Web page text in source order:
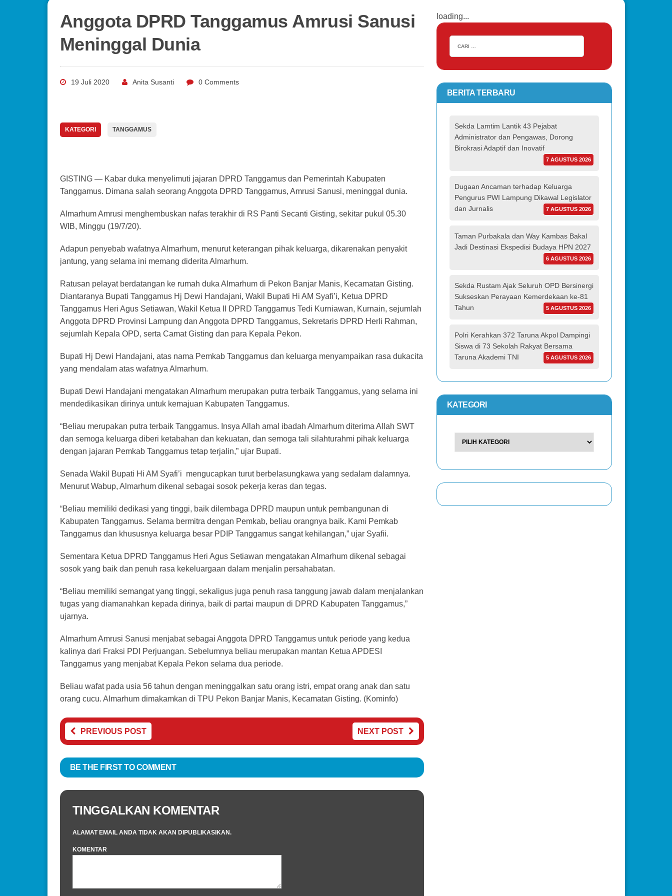
Anggota DPRD Tanggamus Amrusi Sanusi
Meninggal Dunia
19 Juli 2020 Anita Susanti 0 Comments
KATEGORI TANGGAMUS
GISTING — Kabar duka menyelimuti jajaran DPRD Tanggamus dan Pemerintah Kabupaten
Tanggamus. Dimana salah seorang Anggota DPRD Tanggamus, Amrusi Sanusi, meninggal dunia.
Almarhum Amrusi menghembuskan nafas terakhir di RS Panti Secanti Gisting, sekitar pukul 05.30
WIB, Minggu (19/7/20).
Adapun penyebab wafatnya Almarhum, menurut keterangan pihak keluarga, dikarenakan penyakit
jantung, yang selama ini memang diderita Almarhum.
Ratusan pelayat berdatangan ke rumah duka Almarhum di Pekon Banjar Manis, Kecamatan Gisting.
Diantaranya Bupati Tanggamus Hj Dewi Handajani, Wakil Bupati Hi AM Syafi’i, Ketua DPRD
Tanggamus Heri Agus Setiawan, Wakil Ketua II DPRD Tanggamus Tedi Kurniawan, Kurnain, sejumlah
Anggota DPRD Provinsi Lampung dan Anggota DPRD Tanggamus, Sekretaris DPRD Herli Rahman,
sejumlah Kepala OPD, serta Camat Gisting dan para Kepala Pekon.
Bupati Hj Dewi Handajani, atas nama Pemkab Tanggamus dan keluarga menyampaikan rasa dukacita
yang mendalam atas wafatnya Almarhum.
Bupati Dewi Handajani mengatakan Almarhum merupakan putra terbaik Tanggamus, yang selama ini
mendedikasikan dirinya untuk kemajuan Kabupaten Tanggamus.
“Beliau merupakan putra terbaik Tanggamus. Insya Allah amal ibadah Almarhum diterima Allah SWT
dan semoga keluarga diberi ketabahan dan kekuatan, dan semoga tali silahturahmi pihak keluarga
dengan jajaran Pemkab Tanggamus tetap terjalin,” ujar Bupati.
Senada Wakil Bupati Hi AM Syafi’i mengucapkan turut berbelasungkawa yang sedalam dalamnya.
Menurut Wabup, Almarhum dikenal sebagai sosok pekerja keras dan tegas.
“Beliau memiliki dedikasi yang tinggi, baik dilembaga DPRD maupun untuk pembangunan di
Kabupaten Tanggamus. Selama bermitra dengan Pemkab, beliau orangnya baik. Kami Pemkab
Tanggamus dan khususnya keluarga besar PDIP Tanggamus sangat kehilangan,” ujar Syafii.
Sementara Ketua DPRD Tanggamus Heri Agus Setiawan mengatakan Almarhum dikenal sebagai
sosok yang baik dan penuh rasa kekeluargaan dalam menjalin persahabatan.
“Beliau memiliki semangat yang tinggi, sekaligus juga penuh rasa tanggung jawab dalam menjalankan
tugas yang diamanahkan kepada dirinya, baik di partai maupun di DPRD Kabupaten Tanggamus,”
ujarnya.
Almarhum Amrusi Sanusi menjabat sebagai Anggota DPRD Tanggamus untuk periode yang kedua
kalinya dari Fraksi PDI Perjuangan. Sebelumnya beliau merupakan mantan Ketua APDESI
Tanggamus yang menjabat Kepala Pekon selama dua periode.
Beliau wafat pada usia 56 tahun dengan meninggalkan satu orang istri, empat orang anak dan satu
orang cucu. Almarhum dimakamkan di TPU Pekon Banjar Manis, Kecamatan Gisting. (Kominfo)
PREVIOUS POST NEXT POST
BE THE FIRST TO COMMENT
TINGGALKAN KOMENTAR
ALAMAT EMAIL ANDA TIDAK AKAN DIPUBLIKASIKAN.
KOMENTAR
loading...
BERITA TERBARU
Sekda Lamtim Lantik 43 Pejabat
Administrator dan Pengawas, Dorong
Birokrasi Adaptif dan Inovatif
7 AGUSTUS 2026
Dugaan Ancaman terhadap Keluarga
Pengurus PWI Lampung Dikawal Legislator
dan Jurnalis
7 AGUSTUS 2026
Taman Purbakala dan Way Kambas Bakal
Jadi Destinasi Ekspedisi Budaya HPN 2027
6 AGUSTUS 2026
Sekda Rustam Ajak Seluruh OPD Bersinergi
Sukseskan Perayaan Kemerdekaan ke-81
Tahun
5 AGUSTUS 2026
Polri Kerahkan 372 Taruna Akpol Dampingi
Siswa di 73 Sekolah Rakyat Bersama
Taruna Akademi TNI
5 AGUSTUS 2026
KATEGORI